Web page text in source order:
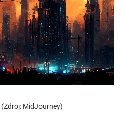
MidJourney)